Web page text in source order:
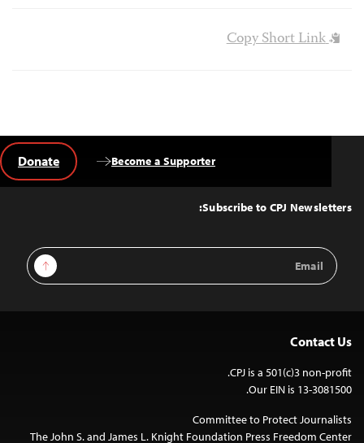
Copy Short Link
Top
Subscribe to CPJ Newsletters:
Email
Address
Sign Up
Become a Supporter
Donate
Contact Us
CPJ is a 501(c)3 non-profit.
Our EIN is 13-3081500.
Committee to Protect Journalists
The John S. and James L. Knight Foundation Press Freedom Center